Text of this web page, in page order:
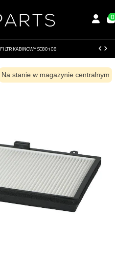
0
FILTR KABINOWY SC80108
Na stanie w magazynie centralnym